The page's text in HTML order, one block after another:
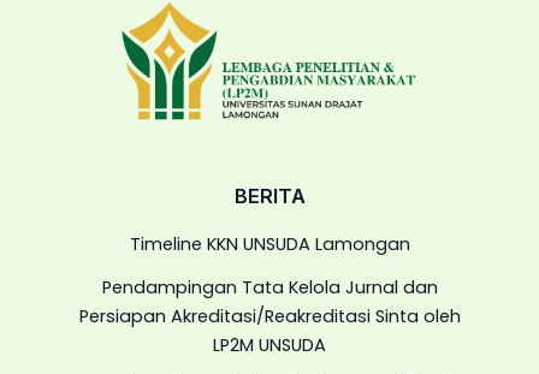
BERITA
Timeline KKN UNSUDA Lamongan
Pendampingan Tata Kelola Jurnal dan
Persiapan Akreditasi/Reakreditasi Sinta oleh
LP2M UNSUDA